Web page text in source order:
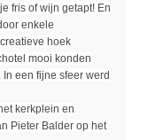
fris of wijn getapt! En
enkele
hoek
mooi konden
een fijne sfeer werd
kerkplein en
Pieter Balder op het